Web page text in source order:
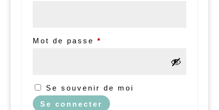
Mot de passe *
Se souvenir de moi
Se connecter